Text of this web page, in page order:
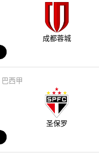
成都蓉城
巴西甲
圣保罗